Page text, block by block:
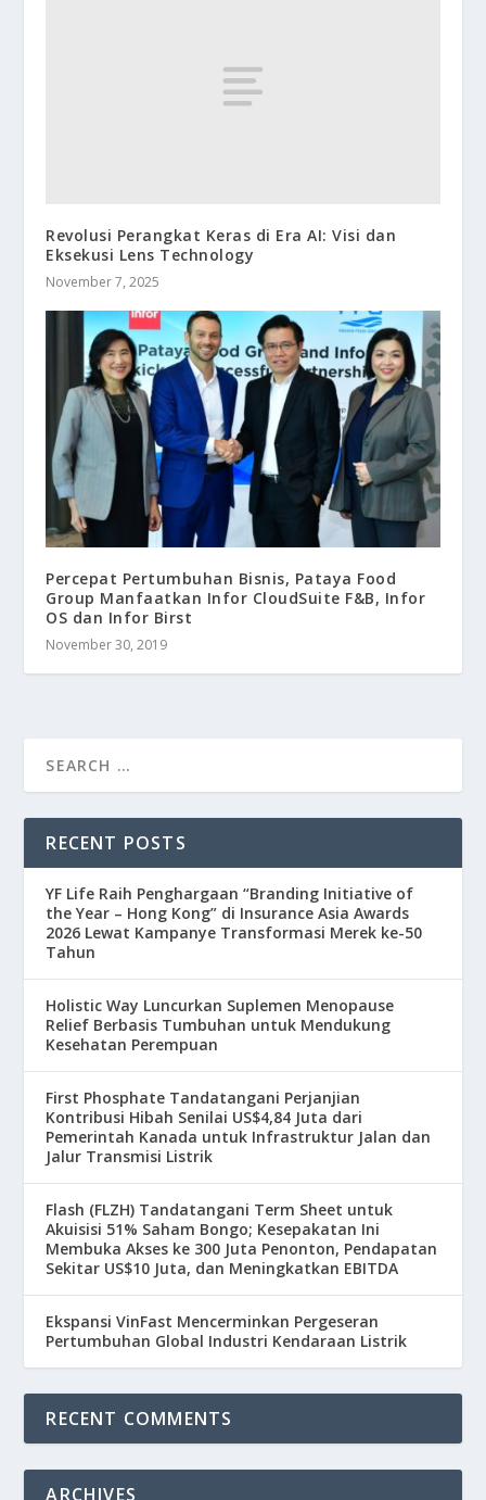
Revolusi Perangkat Keras di Era AI: Visi dan
Eksekusi Lens Technology
November 7, 2025
Percepat Pertumbuhan Bisnis, Pataya Food
Group Manfaatkan Infor CloudSuite F&B, Infor
OS dan Infor Birst
November 30, 2019
RECENT POSTS
YF Life Raih Penghargaan “Branding Initiative of
the Year – Hong Kong” di Insurance Asia Awards
2026 Lewat Kampanye Transformasi Merek ke-50
Tahun
Holistic Way Luncurkan Suplemen Menopause
Relief Berbasis Tumbuhan untuk Mendukung
Kesehatan Perempuan
First Phosphate Tandatangani Perjanjian
Kontribusi Hibah Senilai US$4,84 Juta dari
Pemerintah Kanada untuk Infrastruktur Jalan dan
Jalur Transmisi Listrik
Flash (FLZH) Tandatangani Term Sheet untuk
Akuisisi 51% Saham Bongo; Kesepakatan Ini
Membuka Akses ke 300 Juta Penonton, Pendapatan
Sekitar US$10 Juta, dan Meningkatkan EBITDA
Ekspansi VinFast Mencerminkan Pergeseran
Pertumbuhan Global Industri Kendaraan Listrik
RECENT COMMENTS
ARCHIVES